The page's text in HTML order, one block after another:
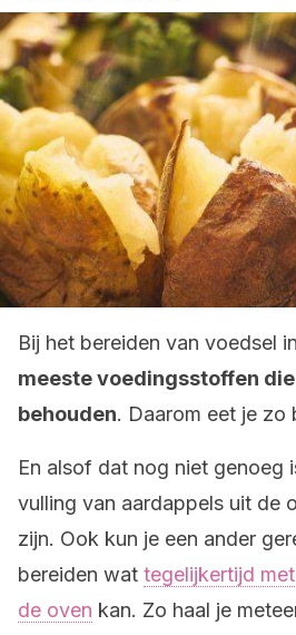
Bij het bereiden van voedsel
meeste voedingsstoffen
behouden. Daarom eet je zo
En alsof dat nog niet genoeg
vulling van aardappels uit de
zijn. Ook kun je een ander
bereiden wat tegelijkertijd
de oven kan. Zo haal je